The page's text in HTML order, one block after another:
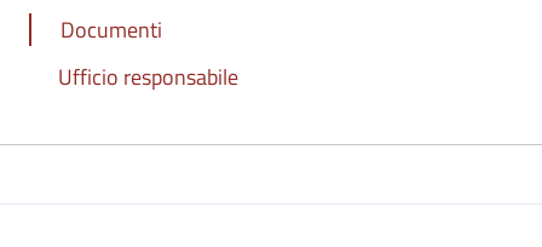
Documenti
Ufficio responsabile